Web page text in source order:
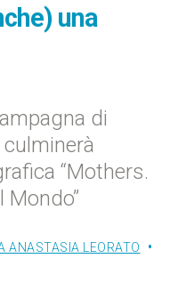
una
di
“Mothers.
Mondo”
ANASTASIA LEORATO